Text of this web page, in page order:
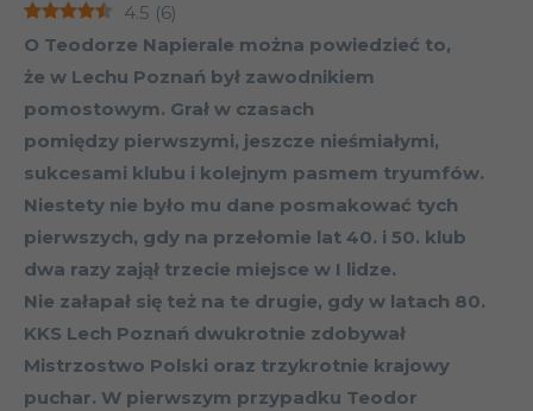
4.5 (6)
O Teodorze Napierale można powiedzieć to,
że w Lechu Poznań był zawodnikiem
pomostowym. Grał w czasach
pomiędzy pierwszymi, jeszcze nieśmiałymi,
sukcesami klubu i kolejnym pasmem tryumfów.
Niestety nie było mu dane posmakować tych
pierwszych, gdy na przełomie lat 40. i 50. klub
dwa razy zajął trzecie miejsce w I lidze.
Nie załapał się też na te drugie, gdy w latach 80.
KKS Lech Poznań dwukrotnie zdobywał
Mistrzostwo Polski oraz trzykrotnie krajowy
puchar. W pierwszym przypadku Teodor